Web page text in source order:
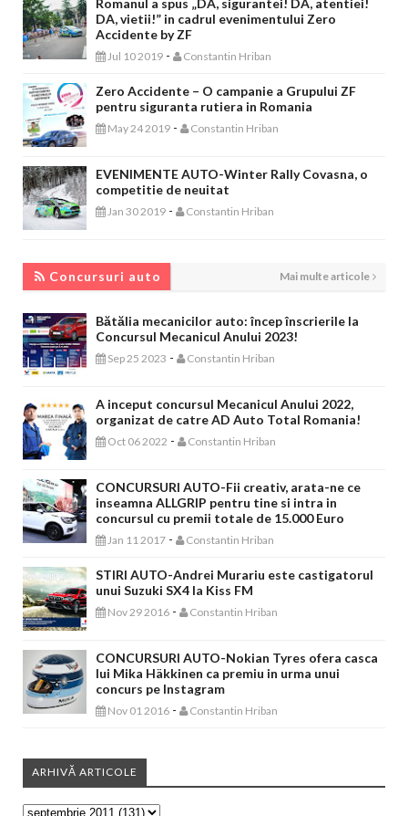
Romanul a spus „DA, sigurantei! DA, atentiei!
DA, vietii!” in cadrul evenimentului Zero
Accidente by ZF
Jul 10 2019 - Constantin Hriban
Zero Accidente – O campanie a Grupului ZF
pentru siguranta rutiera in Romania
May 24 2019 - Constantin Hriban
EVENIMENTE AUTO-Winter Rally Covasna, o
competitie de neuitat
Jan 30 2019 - Constantin Hriban
Concursuri auto Mai multe articole
Bătălia mecanicilor auto: încep înscrierile la
Concursul Mecanicul Anului 2023!
Sep 25 2023 - Constantin Hriban
A inceput concursul Mecanicul Anului 2022,
organizat de catre AD Auto Total Romania!
Oct 06 2022 - Constantin Hriban
CONCURSURI AUTO-Fii creativ, arata-ne ce
inseamna ALLGRIP pentru tine si intra in
concursul cu premii totale de 15.000 Euro
Jan 11 2017 - Constantin Hriban
STIRI AUTO-Andrei Murariu este castigatorul
unui Suzuki SX4 la Kiss FM
Nov 29 2016 - Constantin Hriban
CONCURSURI AUTO-Nokian Tyres ofera casca
lui Mika Häkkinen ca premiu in urma unui
concurs pe Instagram
Nov 01 2016 - Constantin Hriban
ARHIVĂ ARTICOLE